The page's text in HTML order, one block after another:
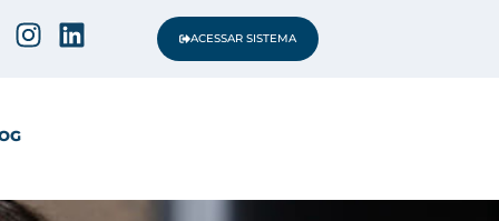
ACESSAR SISTEMA